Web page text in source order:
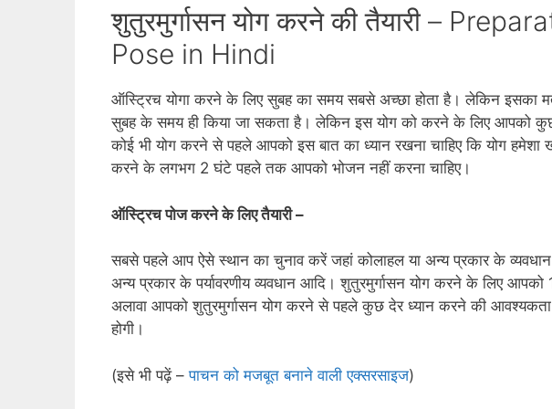
शुतुरमुर्गासन योग करने की तैयारी –
Pose in Hindi
ऑस्ट्रिच योगा करने के लिए सुबह का समय सबसे अच्‍छा होता है। लेकिन इसका
सुबह के समय ही किया जा सकता है। लेकिन इस योग को करने के लिए आपको
कोई भी योग करने से पहले आपको इस बात का ध्‍यान रखना चाहिए कि योग हमेशा
करने के लगभग 2 घंटे पहले तक आपको भोजन नहीं करना चाहिए।
ऑस्ट्रिच पोज करने के लिए तैयारी –
सबसे पहले आप ऐसे स्‍थान का चुनाव करें जहां कोलाहल या अन्‍य प्रकार के
अन्‍य प्रकार के पर्यावरणीय व्‍यवधान आदि। शुतुरमुर्गासन योग करने के लिए
अलावा आपको शुतुरमुर्गासन योग करने से पहले कुछ देर ध्‍यान करने की
होगी।
(इसे भी पढ़ें –पाचन को मजबूत बनाने वाली एक्सरसाइज)